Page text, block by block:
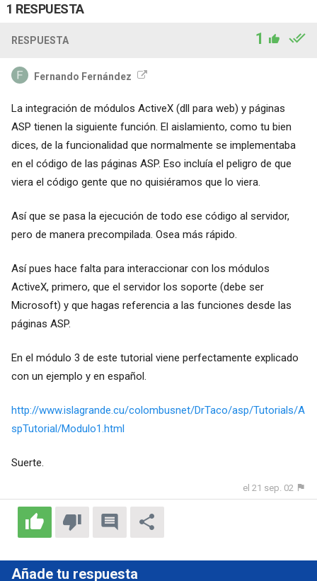
1 RESPUESTA
RESPUESTA 1
Fernando Fernández
La integración de módulos ActiveX (dll para web) y páginas
ASP tienen la siguiente función. El aislamiento, como tu bien
dices, de la funcionalidad que normalmente se implementaba
en el código de las páginas ASP. Eso incluía el peligro de que
viera el código gente que no quisiéramos que lo viera.
Así que se pasa la ejecución de todo ese código al servidor,
pero de manera precompilada. Osea más rápido.
Así pues hace falta para interaccionar con los módulos
ActiveX, primero, que el servidor los soporte (debe ser
Microsoft) y que hagas referencia a las funciones desde las
páginas ASP.
En el módulo 3 de este tutorial viene perfectamente explicado
con un ejemplo y en español.
http://www.islagrande.cu/colombusnet/DrTaco/asp/Tutorials/A
spTutorial/Modulo1.html
Suerte.
el 21 sep. 02
Añade tu respuesta